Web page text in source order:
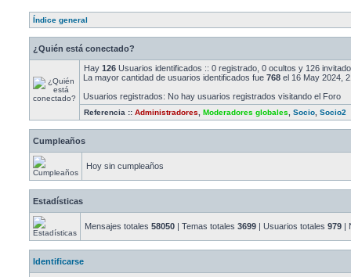
Índice general
¿Quién está conectado?
Hay 126 Usuarios identificados :: 0 registrado, 0 ocultos y 126
La mayor cantidad de usuarios identificados fue 768 el 16 May 2024,
Usuarios registrados: No hay usuarios registrados visitando el Foro
Referencia :: Administradores Moderadores globales Socio Socio2
Cumpleaños
Hoy sin cumpleaños
Estadísticas
Mensajes totales 58050 | Temas totales 3699 | Usuarios totales 979 |
Identificarse